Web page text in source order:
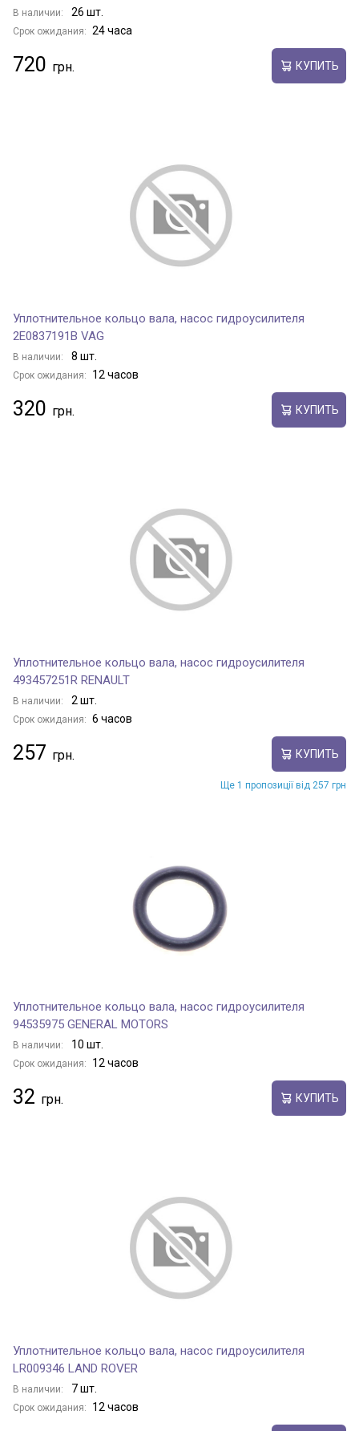
В наличии: 26 шт.
Срок ожидания: 24 часа
720 КУПИТЬ
Уплотнительное кольцо вала, насос гидроусилителя
2E0837191B VAG
В наличии: 8 шт.
Срок ожидания: 12 часов
320 КУПИТЬ
Уплотнительное кольцо вала, насос гидроусилителя
493457251R RENAULT
В наличии: 2 шт.
Срок ожидания: 6 часов
257 КУПИТЬ
Ще 1 пропозиції від 257 грн
Уплотнительное кольцо вала, насос гидроусилителя
94535975 GENERAL MOTORS
В наличии: 10 шт.
Срок ожидания: 12 часов
32 КУПИТЬ
Уплотнительное кольцо вала, насос гидроусилителя
LR009346 LAND ROVER
В наличии: 7 шт.
Срок ожидания: 12 часов